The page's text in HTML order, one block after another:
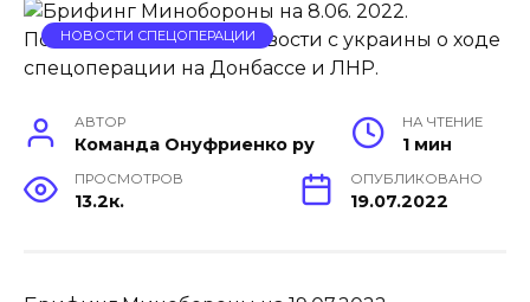
НОВОСТИ СПЕЦОПЕРАЦИИ
АВТОР
Команда Онуфриенко ру
НА ЧТЕНИЕ
1 мин
ПРОСМОТРОВ
13.2к.
ОПУБЛИКОВАНО
19.07.2022